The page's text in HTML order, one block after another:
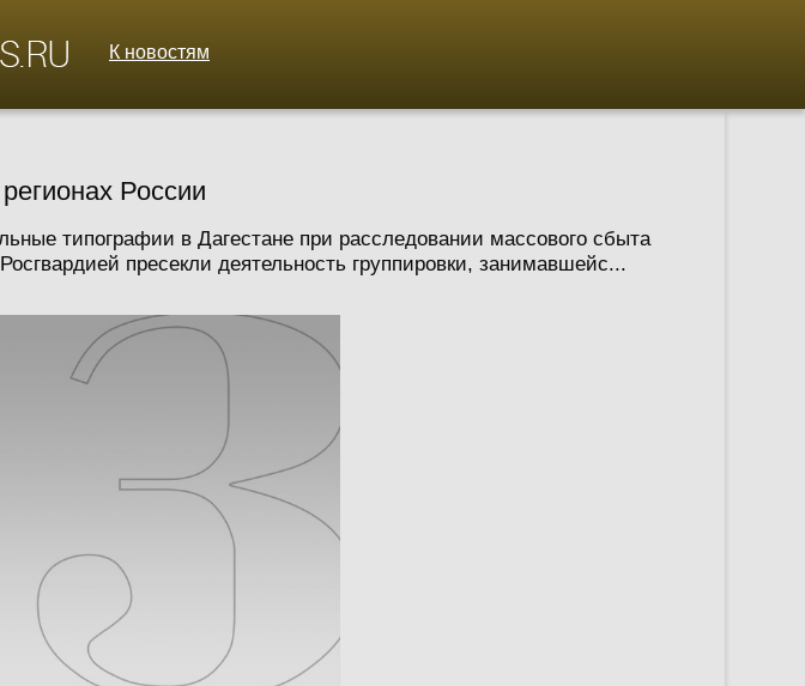
К новостям
России
типографии в Дагестане при расследовании массового сбыта
пресекли деятельность группировки, занимавшейс...